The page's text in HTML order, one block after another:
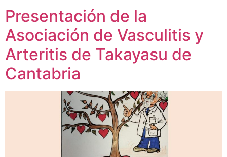
Presentación de la
Asociación de Vasculitis y
Arteritis de Takayasu de
Cantabria